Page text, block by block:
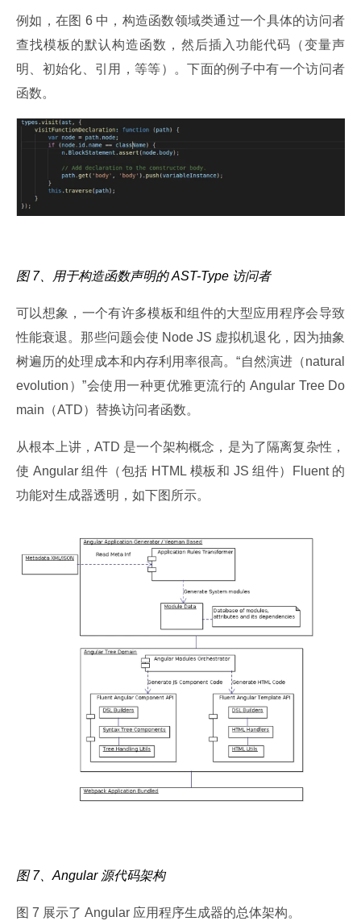
例如，在图 6 中，构造函数领域类通过一个具体的访问者
查找模板的默认构造函数，然后插入功能代码（变量声
明、初始化、引用，等等）。下面的例子中有一个访问者
函数。
图 7、用于构造函数声明的 AST-Type 访问者
可以想象，一个有许多模板和组件的大型应用程序会导致
性能衰退。那些问题会使 Node JS 虚拟机退化，因为抽象
树遍历的处理成本和内存利用率很高。“自然演进（natural
evolution）”会使用一种更优雅更流行的 Angular Tree Do
main（ATD）替换访问者函数。
从根本上讲，ATD 是一个架构概念，是为了隔离复杂性，
使 Angular 组件（包括 HTML 模板和 JS 组件）Fluent 的
功能对生成器透明，如下图所示。
图 7、Angular 源代码架构
图 7 展示了 Angular 应用程序生成器的总体架构。